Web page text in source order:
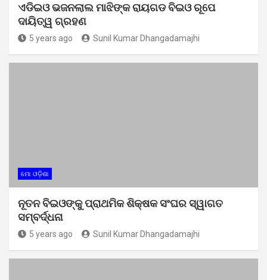
ଏଡିଇଓ ଭଜନଲାଲ ମାଝିଙ୍କ ରାୟଗଡ ବିଇଓ ରୂପେ
ଦାୟିତ୍ୱ ଗ୍ରହଣ
5 years ago Sunil Kumar Dhangadamajhi
ମୋ ଓଡ଼ିଶା
ନୂତନ ବିଇଓଙ୍କୁ ପ୍ରାଥମିକ ଶିକ୍ଷକ ସଂଘର ସ୍ୱାଗତ
ସମ୍ବର୍ଦ୍ଧନା
5 years ago Sunil Kumar Dhangadamajhi